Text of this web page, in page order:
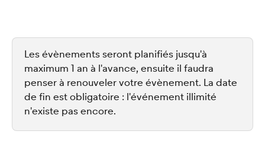
Les évènements seront planifiés jusqu'à
maximum 1 an à l'avance, ensuite il faudra
penser à renouveler votre évènement. La date
de fin est obligatoire : l'événement illimité
n'existe pas encore.